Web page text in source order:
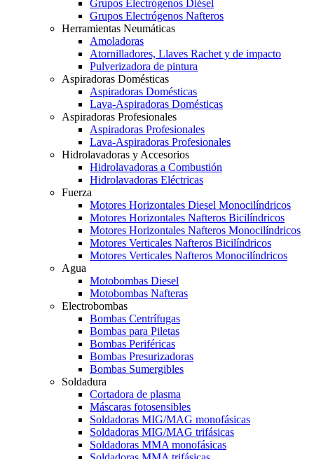
Grupos Electrógenos Diésel
Grupos Electrógenos Nafteros
Herramientas Neumáticas
Amoladoras
Atornilladores, Llaves Rachet y de impacto
Pulverizadora de pintura
Aspiradoras Domésticas
Aspiradoras Domésticas
Lava-Aspiradoras Domésticas
Aspiradoras Profesionales
Aspiradoras Profesionales
Lava-Aspiradoras Profesionales
Hidrolavadoras y Accesorios
Hidrolavadoras a Combustión
Hidrolavadoras Eléctricas
Fuerza
Motores Horizontales Diesel Monocilíndricos
Motores Horizontales Nafteros Bicilíndricos
Motores Horizontales Nafteros Monocilíndricos
Motores Verticales Nafteros Bicilíndricos
Motores Verticales Nafteros Monocilíndricos
Agua
Motobombas Diesel
Motobombas Nafteras
Electrobombas
Bombas Centrífugas
Bombas para Piletas
Bombas Periféricas
Bombas Presurizadoras
Bombas Sumergibles
Soldadura
Cortadora de plasma
Máscaras fotosensibles
Soldadoras MIG/MAG monofásicas
Soldadoras MIG/MAG trifásicas
Soldadoras MMA monofásicas